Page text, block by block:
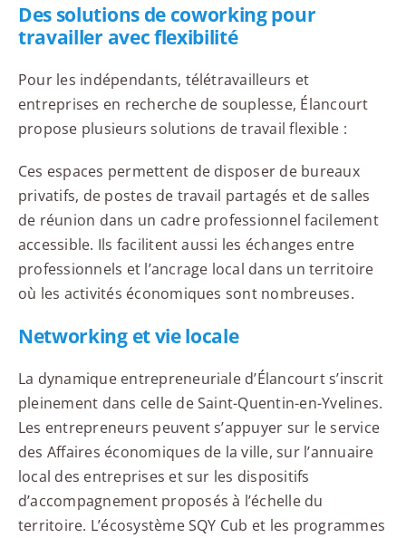
Des solutions de coworking pour
travailler avec flexibilité
Pour les indépendants, télétravailleurs et
entreprises en recherche de souplesse, Élancourt
propose plusieurs solutions de travail flexible :
Ces espaces permettent de disposer de bureaux
privatifs, de postes de travail partagés et de salles
de réunion dans un cadre professionnel facilement
accessible. Ils facilitent aussi les échanges entre
professionnels et l’ancrage local dans un territoire
où les activités économiques sont nombreuses.
Networking et vie locale
La dynamique entrepreneuriale d’Élancourt s’inscrit
pleinement dans celle de Saint-Quentin-en-Yvelines.
Les entrepreneurs peuvent s’appuyer sur le service
des Affaires économiques de la ville, sur l’annuaire
local des entreprises et sur les dispositifs
d’accompagnement proposés à l’échelle du
territoire. L’écosystème SQY Cub et les programmes